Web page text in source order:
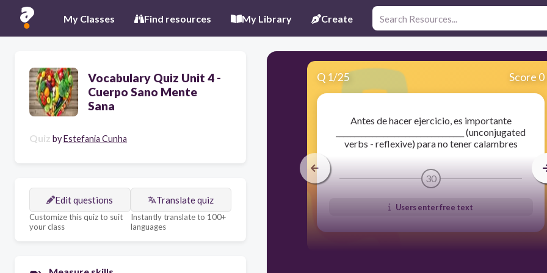
My Classes Find resources My Library Create
Vocabulary Quiz Unit 4 -
Cuerpo Sano Mente
Sana
Quiz byEstefania Cunha
Edit questions
Customize this quiz to suit
your class
Translate quiz
Instantly translate to 100+
languages
Q 1/25 Score 0
Antes de hacer ejercicio, es importante
___________________________________ (unconjugated
verbs - reflexive) para no tener calambres
30
Users enter free text